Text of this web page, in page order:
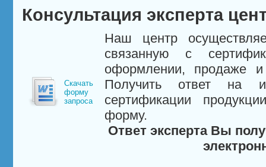
Консультация эксперта
Скачать
форму
запроса
Наш центр
связанную с
оформлении, продаже и
Получить ответ на
сертификации
форму.
Ответ эксперта Вы